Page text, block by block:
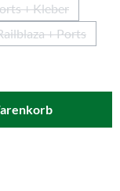
verfügbar.)
+ Kleber
(Diese Option ist
verfügbar.)
ist zurzeit nicht
+ Ports
(Diese Option